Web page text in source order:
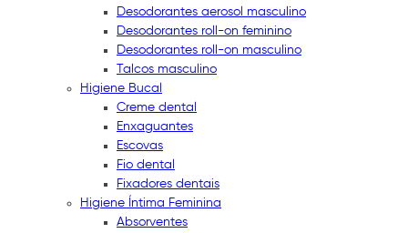
Desodorantes aerosol masculino
Desodorantes roll-on feminino
Desodorantes roll-on masculino
Talcos masculino
Higiene Bucal
Creme dental
Enxaguantes
Escovas
Fio dental
Fixadores dentais
Higiene Íntima Feminina
Absorventes